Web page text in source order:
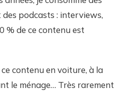
podcasts : interviews,
% de ce contenu est
ce contenu en voiture, à la
le ménage… Très rarement